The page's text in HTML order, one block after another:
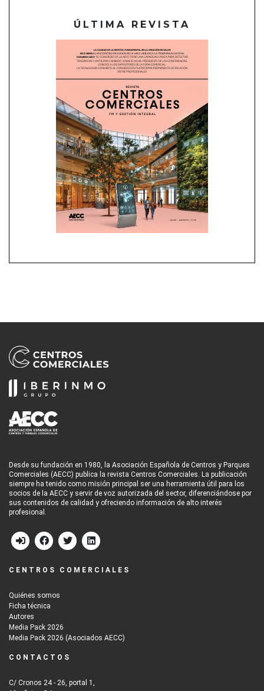
ÚLTIMA REVISTA
Desde su fundación en 1980, la Asociación Española de Centros y Parques
Comerciales (AECC) publica la revista Centros Comerciales. La publicación
siempre ha tenido como misión principal ser una herramienta útil para los
socios de la AECC y servir de voz autorizada del sector, diferenciándose por
sus contenidos de calidad y ofreciendo información de alto interés
profesional.
CENTROS COMERCIALES
Quiénes somos
Ficha técnica
Autores
Media Pack 2026
Media Pack 2026 (Asociados AECC)
CONTACTOS
C/ Cronos 24 - 26, portal 1,